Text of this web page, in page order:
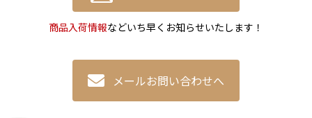
商品入荷情報などいち早くお知らせいたします！
メールお問い合わせへ